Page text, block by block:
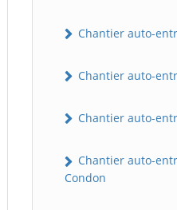
Chantier auto-
Chantier auto-
Chantier auto-
Chantier auto-
Condon